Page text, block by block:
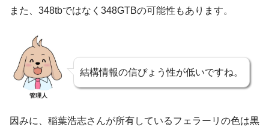
また、348tbではなく348GTBの可能性もあります。
管理人
結構情報の信ぴょう性が低いですね。
因みに、稲葉浩志さんが所有しているフェラーリの色は黒